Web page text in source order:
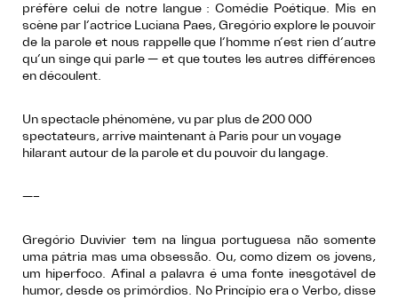
préfère celui de notre langue : Comédie Poétique. Mis en
scène par l’actrice Luciana Paes, Gregório explore le pouvoir
de la parole et nous rappelle que l’homme n’est rien d’autre
qu’un singe qui parle — et que toutes les autres différences
en découlent.
Un spectacle phénomène, vu par plus de 200 000
spectateurs, arrive maintenant à Paris pour un voyage
hilarant autour de la parole et du pouvoir du langage.
—–
Gregório Duvivier tem na língua portuguesa não somente
uma pátria mas uma obsessão. Ou, como dizem os jovens,
um hiperfoco. Afinal a palavra é uma fonte inesgotável de
humor, desde os primórdios. No Princípio era o Verbo, disse